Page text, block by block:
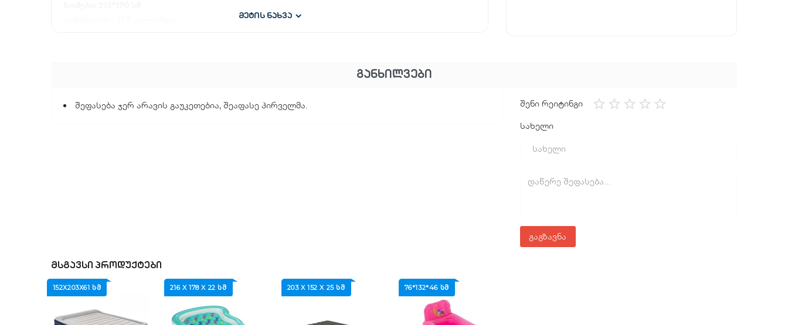
მეტის ნახვა
ᲒᲐᲜᲮᲘᲚᲕᲔᲑᲘ
შეფასება ჯერ არავის გაუკეთებია, შეაფასე პირველმა. შენი რეიტინგი
სახელი
გაგზავნა
ᲛᲡᲒᲐᲕᲡᲘ ᲞᲠᲝᲓᲣᲥᲢᲔᲑᲘ
152Х203Х61 ᲡᲛ 216 X 178 X 22 ᲡᲛ 203 X 152 X 25 ᲡᲛ 76*132*46 ᲡᲛ